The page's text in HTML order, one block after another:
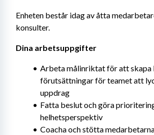
Enheten består idag av åtta
konsulter.
Dina arbetsuppgifter
Arbeta målinriktat för att skapa
förutsättningar för teamet att
uppdrag
Fatta beslut och göra
helhetsperspektiv
Coacha och stötta